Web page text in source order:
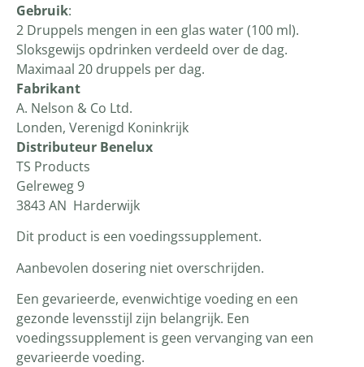
Gebruik:
2 Druppels mengen in een glas water (100 ml).
Sloksgewijs opdrinken verdeeld over de dag.
Maximaal 20 druppels per dag.
Fabrikant
A. Nelson & Co Ltd.
Londen, Verenigd Koninkrijk
Distributeur Benelux
TS Products
Gelreweg 9
3843 AN Harderwijk
Dit product is een voedingssupplement.
Aanbevolen dosering niet overschrijden.
Een gevarieerde, evenwichtige voeding en een
gezonde levensstijl zijn belangrijk. Een
voedingssupplement is geen vervanging van een
gevarieerde voeding.